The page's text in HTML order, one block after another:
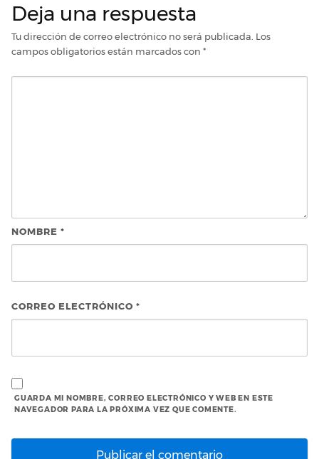
Deja una respuesta
Tu dirección de correo electrónico no será publicada. Los
campos obligatorios están marcados con *
NOMBRE *
CORREO ELECTRÓNICO *
GUARDA MI NOMBRE, CORREO ELECTRÓNICO Y WEB EN ESTE
NAVEGADOR PARA LA PRÓXIMA VEZ QUE COMENTE.